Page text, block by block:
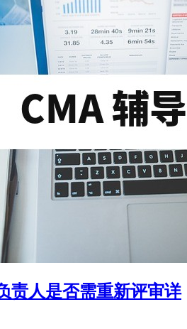
责人是否需重新评审详